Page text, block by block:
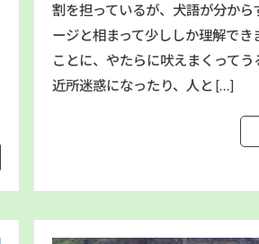
割を担っているが、犬語が分から
ージと相まって少ししか理解でき
ことに、やたらに吠えまくってう
近所迷惑になったり、人と […]